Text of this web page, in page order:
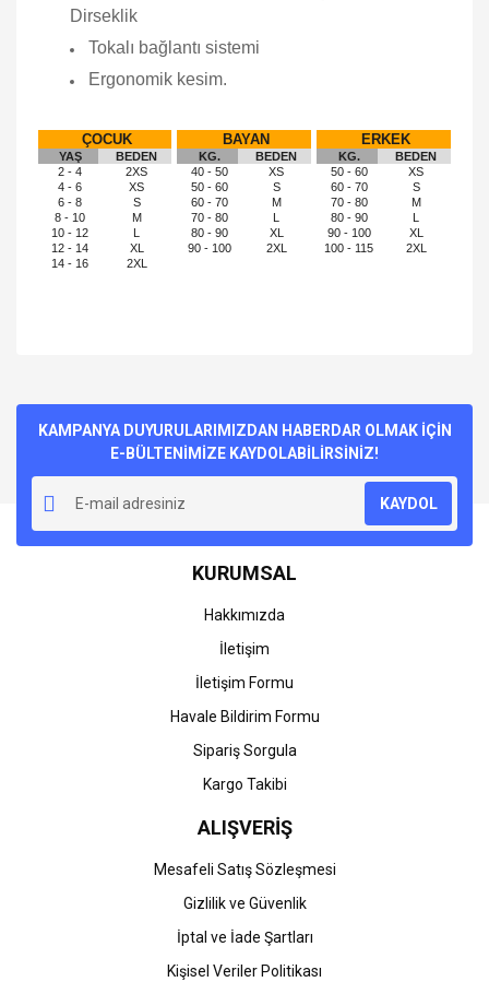
Dirseklik
Tokalı bağlantı sistemi
Ergonomik kesim.
ÇOCUK BAYAN ERKEK
YAŞ BEDEN KG. BEDEN KG.
BEDEN
2 - 4
2XS 40 - 50 XS 50 - 60
XS
4 - 6
XS 50 - 60 S 60 - 70
S
6 - 8
S 60 - 70 M 70 - 80
M
8 - 10
M 70 - 80 L 80 - 90
L
10 - 12
L 80 - 90 XL 90 - 100
XL
12 - 14
XL 90 - 100 2XL 100 - 115
2XL
14 - 16
2XL
Yorum Yaz
kullanarak tarafımıza iletebilirsiniz.
Görüş ve önerileriniz için teşekkür ederiz.
Ürün resmi kalitesiz, bozuk veya görüntülenemiyor.
Ürün açıklamasında eksik bilgiler bulunuyor.
Ürün bilgilerinde hatalar bulunuyor.
Ürün fiyatı diğer sitelerden daha pahalı.
Gönder
KAMPANYA DUYURULARIMIZDAN HABERDAR OLMAK İÇİN
E-BÜLTENİMİZE KAYDOLABİLİRSİNİZ!
KAYDOL
KURUMSAL
Hakkımızda
İletişim
İletişim Formu
Havale Bildirim Formu
Sipariş Sorgula
Kargo Takibi
ALIŞVERİŞ
Mesafeli Satış Sözleşmesi
Gizlilik ve Güvenlik
İptal ve İade Şartları
Kişisel Veriler Politikası